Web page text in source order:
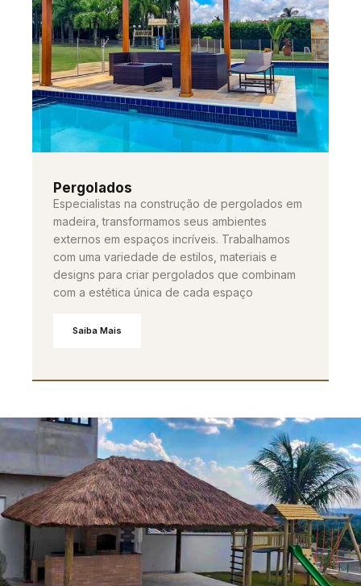
Pergolados
Especialistas na construção de pergolados em
madeira, transformamos seus ambientes
externos em espaços incríveis. Trabalhamos
com uma variedade de estilos, materiais e
designs para criar pergolados que combinam
com a estética única de cada espaço
Saiba Mais